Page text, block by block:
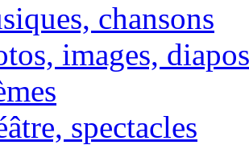
chansons
images, diapos
spectacles